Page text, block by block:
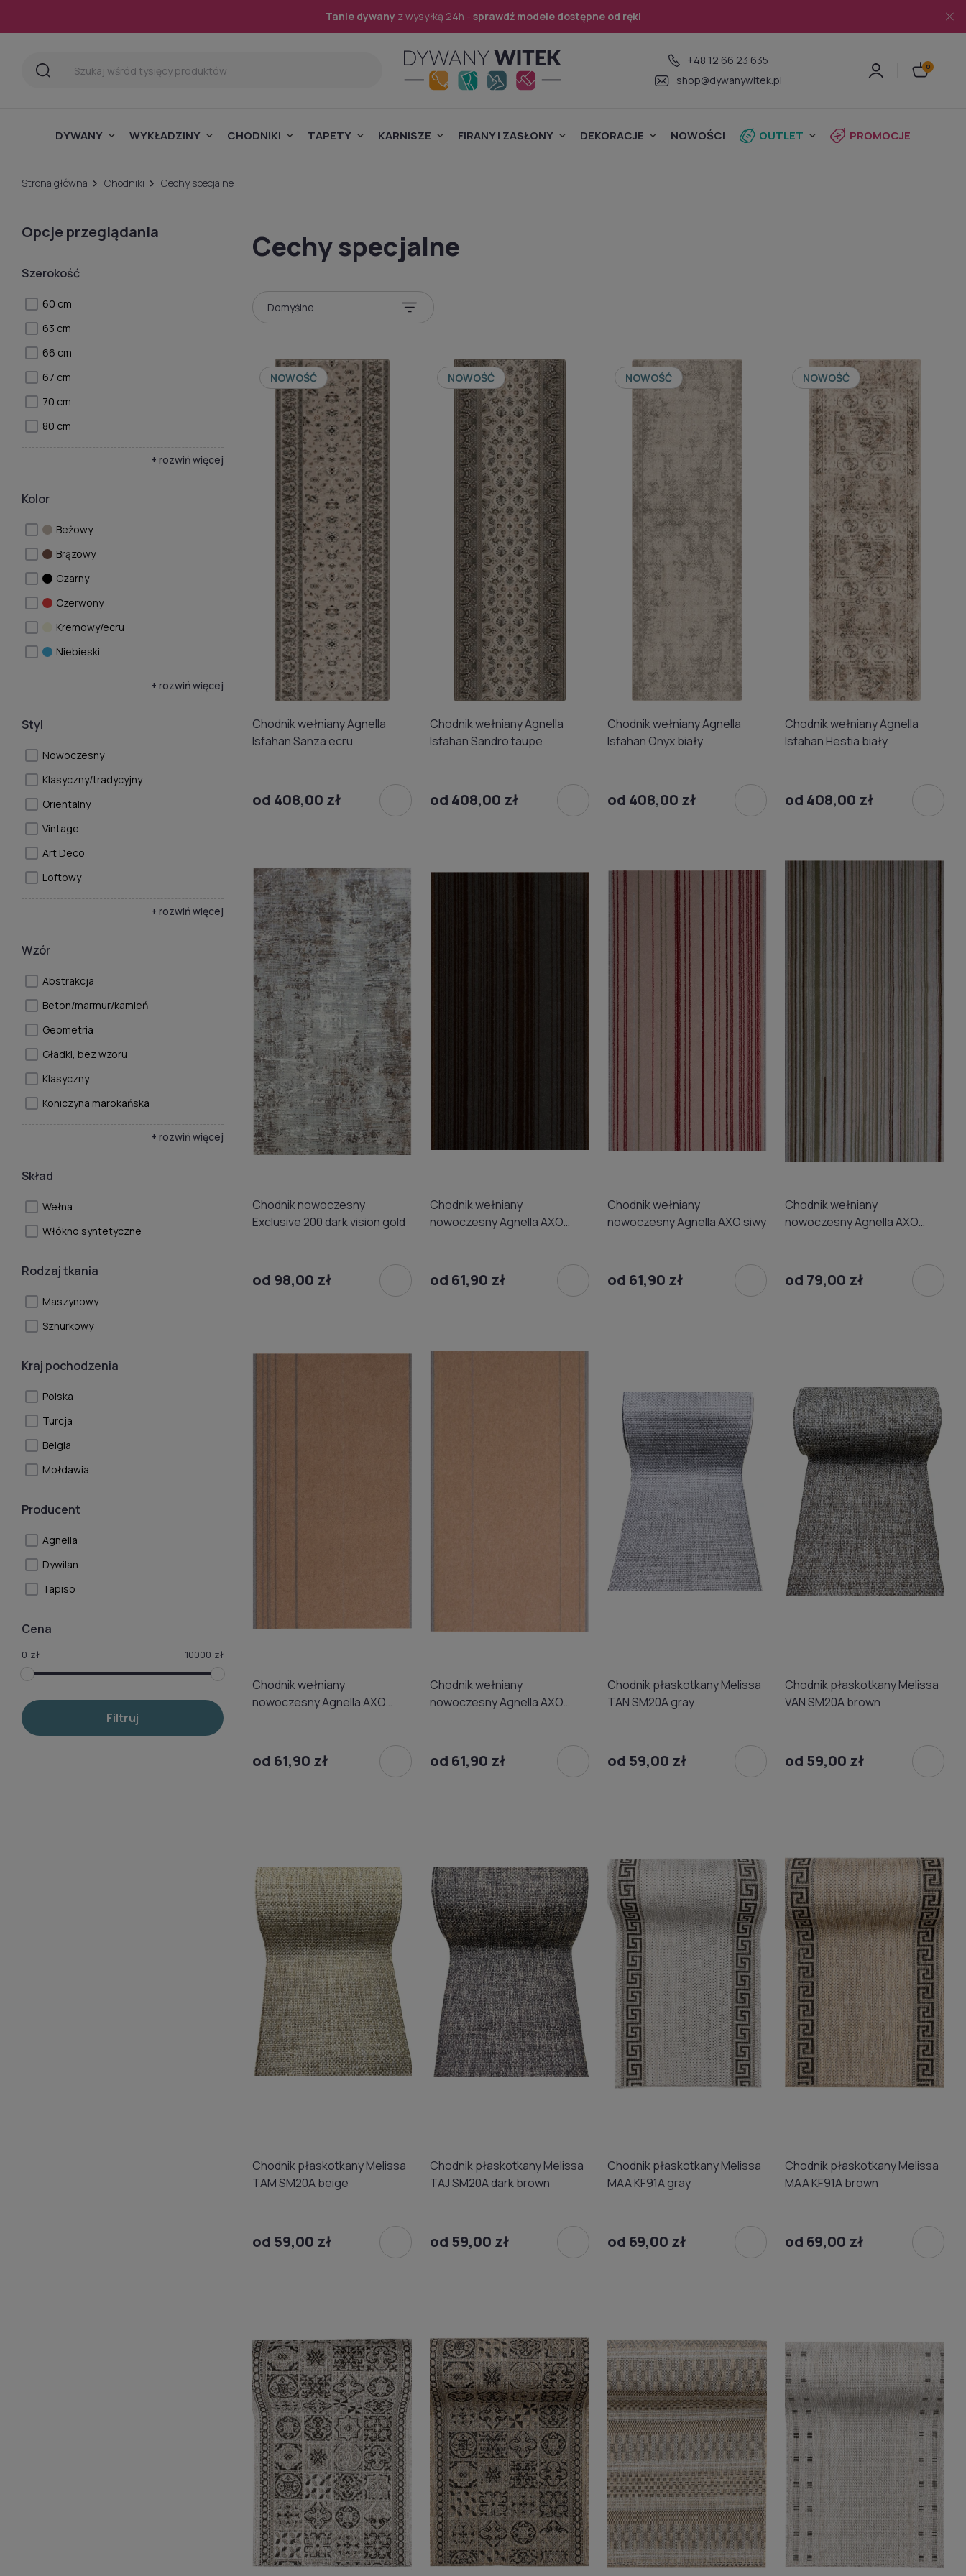
Tanie dywany z wysyłką 24h - sprawdź modele dostępne od ręki
+48 12 66 23 635
shop@dywanywitek.pl
DYWANY WYKŁADZINY CHODNIKI TAPETY KARNISZE FIRANY I ZASŁONY DEKORACJE NOWOŚCI OUTLET PROMOCJE
Strona główna Chodniki Cechy specjalne
Opcje przeglądania
Szerokość
60 cm
63 cm
66 cm
67 cm
70 cm
80 cm
+ rozwiń więcej
Kolor
Beżowy
Brązowy
Czarny
Czerwony
Kremowy/ecru
Niebieski
+ rozwiń więcej
Styl
Nowoczesny
Klasyczny/tradycyjny
Orientalny
Vintage
Art Deco
Loftowy
+ rozwiń więcej
Wzór
Abstrakcja
Beton/marmur/kamień
Geometria
Gładki, bez wzoru
Klasyczny
Koniczyna marokańska
+ rozwiń więcej
Skład
Wełna
Włókno syntetyczne
Rodzaj tkania
Maszynowy
Sznurkowy
Kraj pochodzenia
Polska
Turcja
Belgia
Mołdawia
Producent
Agnella
Dywilan
Tapiso
Cena
0 zł 10000 zł
Filtruj
Cechy specjalne
Chodnik wełniany Agnella
Isfahan Sanza ecru
od 408,00 zł
NOWOŚĆ
Chodnik wełniany Agnella
Isfahan Sandro taupe
od 408,00 zł
NOWOŚĆ
Chodnik wełniany Agnella
Isfahan Onyx biały
od 408,00 zł
NOWOŚĆ
Chodnik wełniany Agnella
Isfahan Hestia biały
od 408,00 zł
NOWOŚĆ
Chodnik nowoczesny
Exclusive 200 dark vision gold
od 98,00 zł
Chodnik wełniany
nowoczesny Agnella AXO
od 61,90 zł
Chodnik wełniany
nowoczesny Agnella AXO siwy
od 61,90 zł
Chodnik wełniany
nowoczesny Agnella AXO
od 79,00 zł
Chodnik wełniany
nowoczesny Agnella AXO
od 61,90 zł
Chodnik wełniany
nowoczesny Agnella AXO
od 61,90 zł
Chodnik płaskotkany Melissa
TAN SM20A gray
od 59,00 zł
Chodnik płaskotkany Melissa
VAN SM20A brown
od 59,00 zł
Chodnik płaskotkany Melissa
TAM SM20A beige
od 59,00 zł
Chodnik płaskotkany Melissa
TAJ SM20A dark brown
od 59,00 zł
Chodnik płaskotkany Melissa
MAA KF91A gray
od 69,00 zł
Chodnik płaskotkany Melissa
MAA KF91A brown
od 69,00 zł